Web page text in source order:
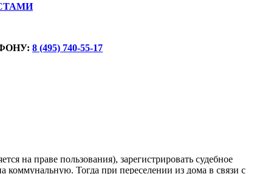
8 (495) 740-55-17
на праве пользования), зарегистрировать судебное
Тогда при переселении из дома в связи с